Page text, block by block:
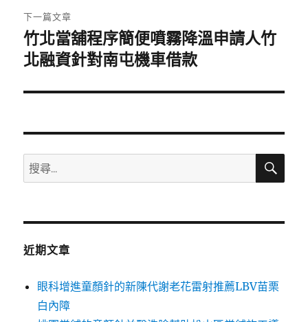
章:
下一篇文章
下
一
文
竹北當舖程序簡便噴霧降溫申請人竹
北融資針對南屯機車借款
搜
尋
鍵
搜
近期文章
眼科增進童顏針的新陳代謝老花雷射推薦LBV苗栗
白內障